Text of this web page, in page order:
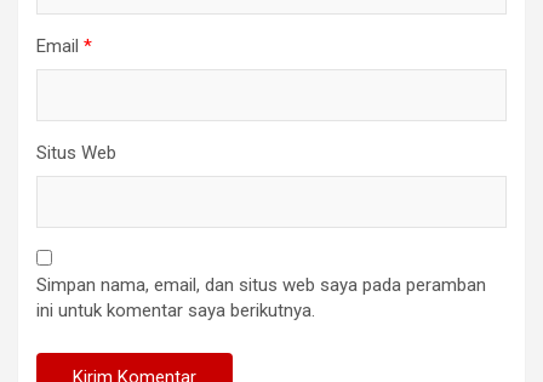
Email *
Situs Web
Simpan nama, email, dan situs web saya pada peramban
ini untuk komentar saya berikutnya.